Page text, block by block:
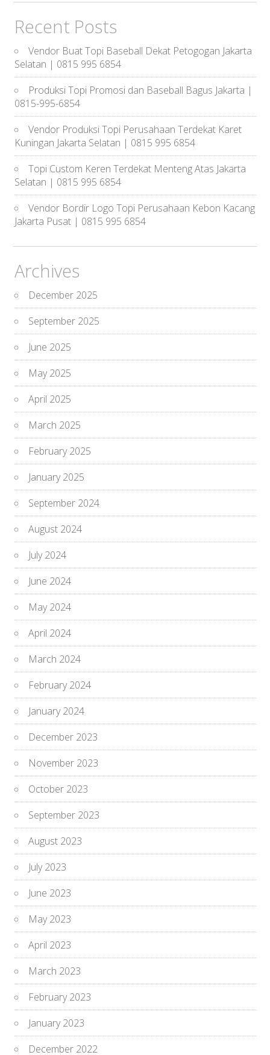
Recent Posts
Vendor Buat Topi Baseball Dekat Petogogan Jakarta
Selatan | 0815 995 6854
Produksi Topi Promosi dan Baseball Bagus Jakarta |
0815-995-6854
Vendor Produksi Topi Perusahaan Terdekat Karet
Kuningan Jakarta Selatan | 0815 995 6854
Topi Custom Keren Terdekat Menteng Atas Jakarta
Selatan | 0815 995 6854
Vendor Bordir Logo Topi Perusahaan Kebon Kacang
Jakarta Pusat | 0815 995 6854
Archives
December 2025
September 2025
June 2025
May 2025
April 2025
March 2025
February 2025
January 2025
September 2024
August 2024
July 2024
June 2024
May 2024
April 2024
March 2024
February 2024
January 2024
December 2023
November 2023
October 2023
September 2023
August 2023
July 2023
June 2023
May 2023
April 2023
March 2023
February 2023
January 2023
December 2022